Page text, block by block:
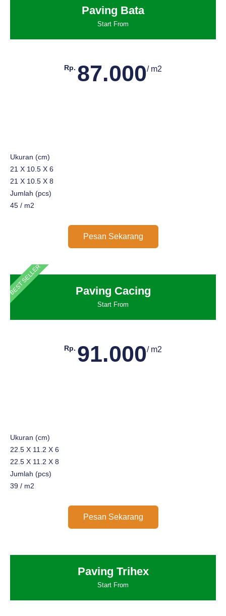
Paving Bata
Start From
Rp. 87.000/ m2
Ukuran (cm)
21 X 10.5 X 6
21 X 10.5 X 8
Jumlah (pcs)
45 / m2
Pesan Sekarang
BEST SELLER Paving Cacing
Start From
Rp. 91.000/ m2
Ukuran (cm)
22.5 X 11.2 X 6
22.5 X 11.2 X 8
Jumlah (pcs)
39 / m2
Pesan Sekarang
Paving Trihex
Start From